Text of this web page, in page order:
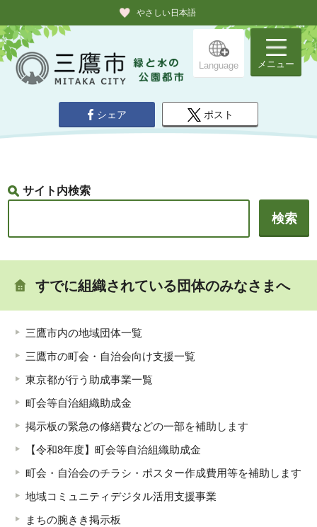
やさしい日本語
Language メニュー
シェア ポスト
サイト内検索
すでに組織されている団体のみなさまへ
三鷹市内の地域団体一覧
三鷹市の町会・自治会向け支援一覧
東京都が行う助成事業一覧
町会等自治組織助成金
掲示板の緊急の修繕費などの一部を補助します
【令和8年度】町会等自治組織助成金
町会・自治会のチラシ・ポスター作成費用等を補助します
地域コミュニティデジタル活用支援事業
まちの腕きき掲示板